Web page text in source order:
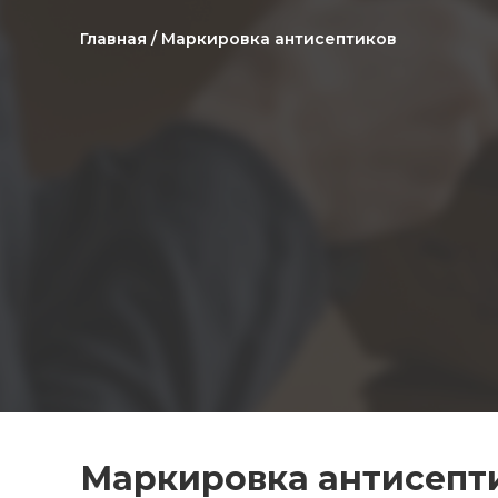
Главная / Маркировка антисептиков
Маркировка